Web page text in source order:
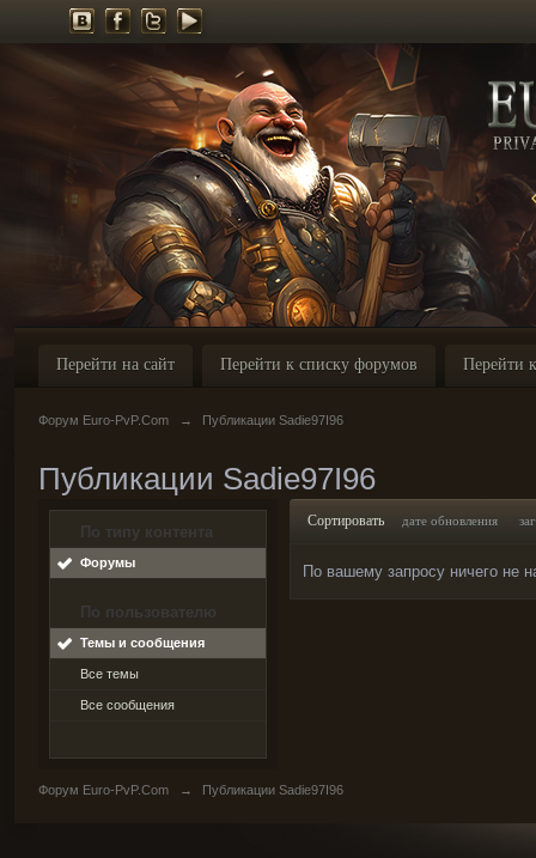
Перейти на сайт Перейти к списку форумов Перейти
Форум Euro-PvP.Com → Публикации Sadie97I96
Публикации Sadie97I96
По типу контента
Форумы
По пользователю
Темы и сообщения
Все темы
Все сообщения
Сортировать дате обновления
По вашему запросу ничего не
Форум Euro-PvP.Com → Публикации Sadie97I96